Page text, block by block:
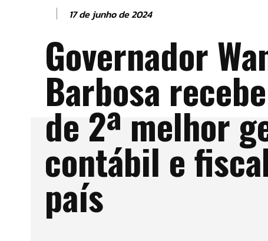
17 de junho de 2024
Governador
Barbosa
de 2ª melhor
contábil e
país